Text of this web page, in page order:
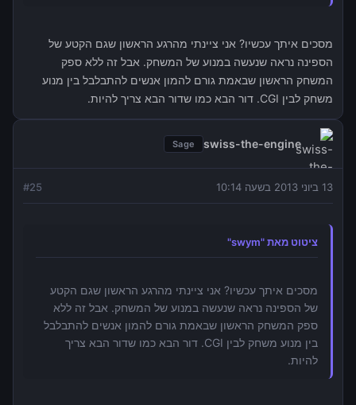
מסכים איתך עכשיו? אני ציינתי מהרגע הראשון שגם הקטע של
הספינה נראה שנעשה במנוע של המשחק. אבל זה ללא ספק
המשחק הראשון שבאמת גורם להמון אנשים להתבלבל בין מנוע
משחק לבין CGI. דור הבא כמו שדור הבא צריך להיות.
swiss-the-engine
Sage
13 ביוני 2013 בשעה 10:14 #25
ציטוט מאת "swym"
מסכים איתך עכשיו? אני ציינתי מהרגע הראשון שגם הקטע
של הספינה נראה שנעשה במנוע של המשחק. אבל זה ללא
ספק המשחק הראשון שבאמת גורם להמון אנשים להתבלבל
בין מנוע משחק לבין CGI. דור הבא כמו שדור הבא צריך
להיות.